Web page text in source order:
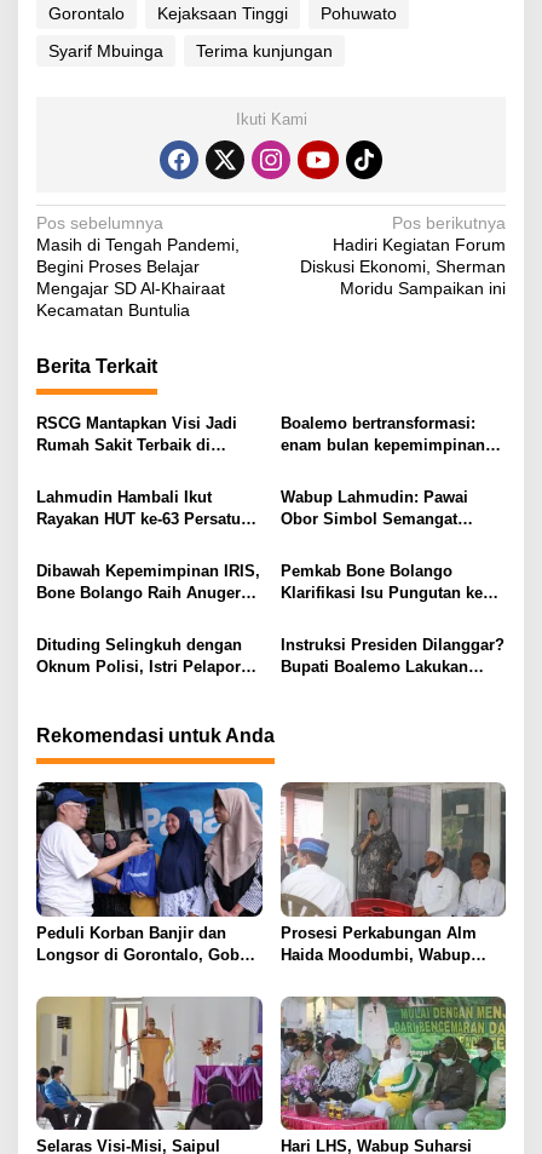
Gorontalo Kejaksaan Tinggi
Pohuwato
Syarif Mbuinga
Terima kunjungan
Ikuti Kami
N
a
v
g
a
s
p
o
s
Pos sebelumnya
Masih di Tengah Pandemi,
Begini Proses Belajar
Mengajar SD Al-Khairaat
Kecamatan Buntulia
Pos berikutnya
Hadiri Kegiatan Forum
Diskusi Ekonomi, Sherman
Moridu Sampaikan ini
Berita Terkait
RSCG Mantapkan Visi Jadi
Rumah Sakit Terbaik di
Boalemo bertransformasi:
enam bulan kepemimpinan
program strategis presiden
Prabowo
Lahmudin Hambali Ikut
Rayakan HUT ke-63 Persatuan
Indonesia
Wabup Lahmudin: Pawai
Obor Simbol Semangat
Dibawah Kepemimpinan IRIS,
Bone Bolango Raih Anugerah
Madya
Pemkab Bone Bolango
Klarifikasi Isu Pungutan ke
Benar”
Dituding Selingkuh dengan
Oknum Polisi, Istri Pelapor
Instruksi Presiden Dilanggar?
Bupati Boalemo Lakukan
Rekomendasi untuk Anda
Peduli Korban Banjir dan
Longsor di Gorontalo, Gobel
Macam Bantuan
Prosesi Perkabungan Alm
Haida Moodumbi, Wabup
Selaras Visi-Misi, Saipul Hari LHS, Wabup Suharsi